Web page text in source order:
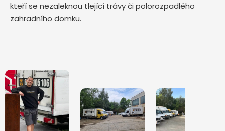
kteří se nezaleknou tlející trávy či polorozpadlého
zahradního domku.